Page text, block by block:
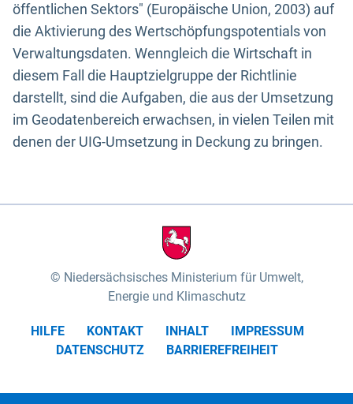
öffentlichen Sektors" (Europäische Union, 2003) auf
die Aktivierung des Wertschöpfungspotentials von
Verwaltungsdaten. Wenngleich die Wirtschaft in
diesem Fall die Hauptzielgruppe der Richtlinie
darstellt, sind die Aufgaben, die aus der Umsetzung
im Geodatenbereich erwachsen, in vielen Teilen mit
denen der UIG-Umsetzung in Deckung zu bringen.
Niedersächsisches Ministerium für Umwelt,
Energie und Klimaschutz
HILFE KONTAKT INHALT
IMPRESSUM
DATENSCHUTZ
BARRIEREFREIHEIT